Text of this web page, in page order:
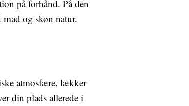
på forhånd. På den
mad og skøn natur.
atmosfære, lækker
din plads allerede i